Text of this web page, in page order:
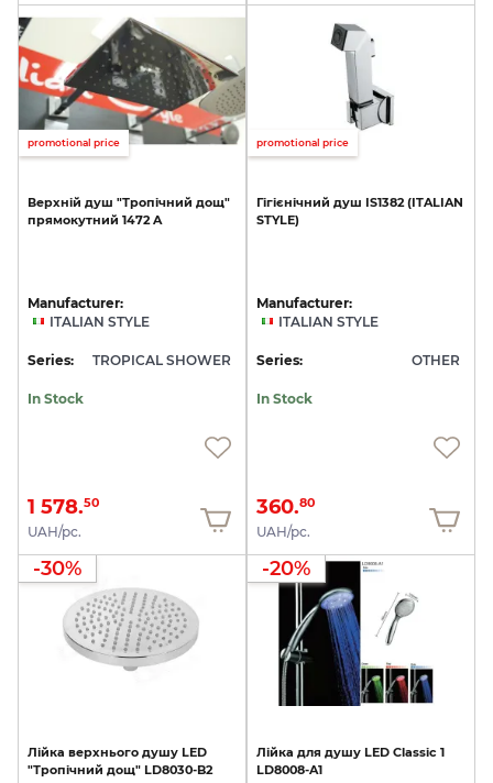
promotional price
Верхній душ "Тропічний дощ"
прямокутний 1472 A
Manufacturer:
ITALIAN STYLE
Series: TROPICAL SHOWER
In Stock
1 578.50
UAH/pc.
promotional price
Гігієнічний душ IS1382 (ITALIAN
STYLE)
Manufacturer:
ITALIAN STYLE
Series: OTHER
In Stock
360.80
UAH/pc.
-30%
Лійка верхнього душу LED
"Тропічний дощ" LD8030-B2
-20%
Лійка для душу LED Classic 1
LD8008-A1